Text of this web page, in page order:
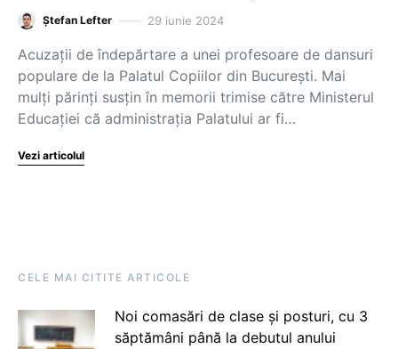
Ștefan Lefter 29 iunie 2024
Acuzații de îndepărtare a unei profesoare de dansuri
populare de la Palatul Copiilor din București. Mai
mulți părinți susțin în memorii trimise către Ministerul
Educației că administrația Palatului ar fi…
Vezi articolul
CELE MAI CITITE ARTICOLE
Noi comasări de clase și posturi, cu 3
săptămâni până la debutul anului